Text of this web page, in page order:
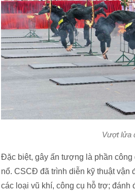
Vượt lửa
Đặc biệt, gây ấn tượng là phần công
nổ. CSCĐ đã trình diễn kỹ thuật vận
các loại vũ khí, công cụ hỗ trợ; đánh